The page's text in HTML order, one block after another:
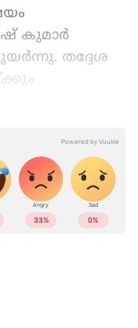
കുമാർ
തദ്ദേശ
നേതൃസ്ഥാനം
ജി
വിളിച്ചതു ഒരു